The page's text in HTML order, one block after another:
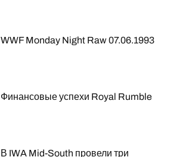
WWF Monday Night Raw 07.06.1993
Финансовые успехи Royal Rumble
В IWA Mid-South провели три